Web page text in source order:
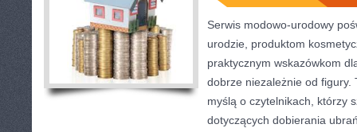
Serwis modowo-urodowy
urodzie, produktom
praktycznym wskazówkom
dobrze niezależnie od figury.
myślą o czytelnikach, którzy
dotyczących dobierania